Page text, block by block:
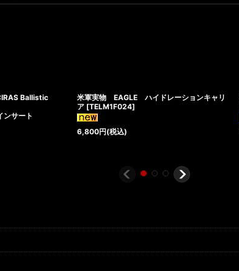
Ballistic
ンサート
米軍実物 EAGLE ハイドレーションキャリ
ア [TELM1F024]
6,800円(税込)